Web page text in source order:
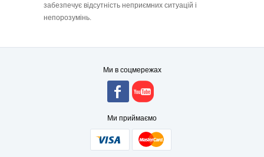
забезпечує відсутність неприємних ситуацій і
непорозумінь.
Ми в соцмережах
Ми приймаємо